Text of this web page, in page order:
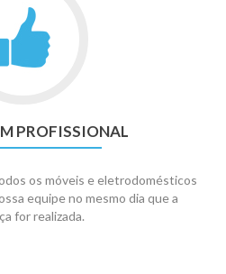
PROFISSIONAL
os móveis e eletrodomésticos
equipe no mesmo dia que a
for realizada.